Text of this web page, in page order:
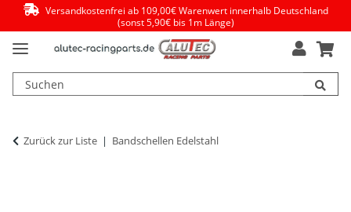
Versandkostenfrei ab 109,00€ Warenwert innerhalb Deutschland
(sonst 5,90€ bis 1m Länge)
Zurück zur Liste Bandschellen Edelstahl